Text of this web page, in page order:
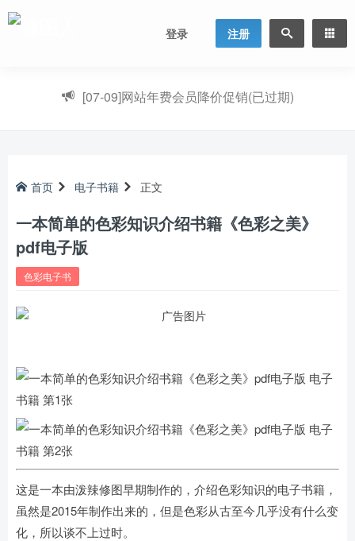
登录 注册
[07-09]网站年费会员降价促销(已过期)
首页 电子书籍 正文
一本简单的色彩知识介绍书籍《色彩之美》
pdf电子版
色彩电子书
这是一本由泼辣修图早期制作的，介绍色彩知识的电子书籍，
虽然是2015年制作出来的，但是色彩从古至今几乎没有什么变
化，所以谈不上过时。